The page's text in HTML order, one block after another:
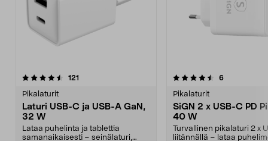
121
Pikalaturit
Laturi USB-C ja USB-A GaN,
32 W
Lataa puhelinta ja tablettia
samanaikaisesti – seinälaturi,
4.5 viidestä
6arvostelut
Pikalaturit
SiGN 2 x USB-C PD
40 W
Turvallinen pikalaturi 2 x
liitännällä – lataa
4.5 viidestä